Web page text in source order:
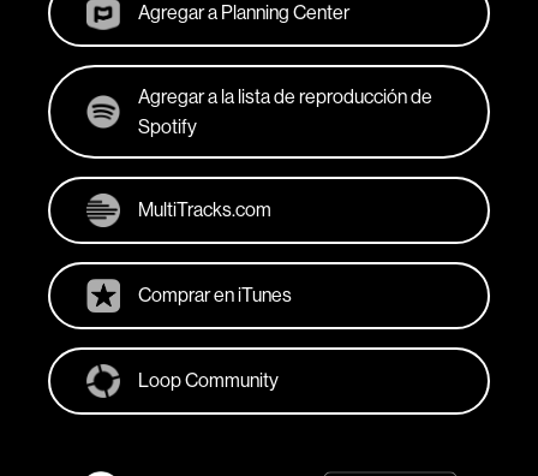
Agregar a Planning Center
Agregar a la lista de reproducción de
Spotify
MultiTracks.com
Comprar en iTunes
Loop Community